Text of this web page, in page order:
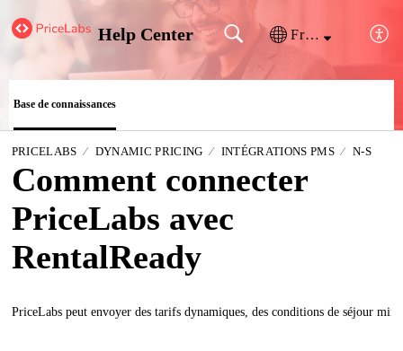
Help Center Français (France)
Base de connaissances
PRICELABS DYNAMIC PRICING INTÉGRATIONS PMS N-S
Comment connecter
PriceLabs avec
RentalReady
PriceLabs peut envoyer des tarifs dynamiques, des conditions de séjour